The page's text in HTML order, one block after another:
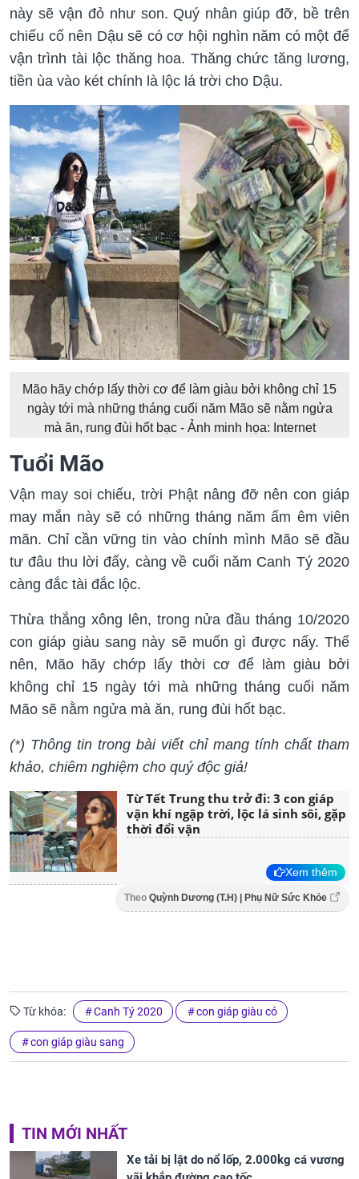
này sẽ vận đỏ như son. Quý nhân giúp đỡ, bề trên
chiếu cố nên Dậu sẽ có cơ hội nghìn năm có một để
vận trình tài lộc thăng hoa. Thăng chức tăng lương,
tiền ùa vào két chính là lộc lá trời cho Dậu.
Mão hãy chớp lấy thời cơ để làm giàu bởi không chỉ 15
ngày tới mà những tháng cuối năm Mão sẽ nằm ngửa
mà ăn, rung đùi hốt bạc - Ảnh minh họa: Internet
Tuổi Mão
Vận may soi chiếu, trời Phật nâng đỡ nên con giáp
may mắn này sẽ có những tháng năm ấm êm viên
mãn. Chỉ cần vững tin vào chính mình Mão sẽ đầu
tư đâu thu lời đấy, càng về cuối năm Canh Tý 2020
càng đắc tài đắc lộc.
Thừa thắng xông lên, trong nửa đầu tháng 10/2020
con giáp giàu sang này sẽ muốn gì được nấy. Thế
nên, Mão hãy chớp lấy thời cơ để làm giàu bởi
không chỉ 15 ngày tới mà những tháng cuối năm
Mão sẽ nằm ngửa mà ăn, rung đùi hốt bạc.
(*) Thông tin trong bài viết chỉ mang tính chất tham
khảo, chiêm nghiệm cho quý độc giả!
Từ Tết Trung thu trở đi: 3 con giáp
vận khí ngập trời, lộc lá sinh sôi, gặp
thời đổi vận
Xem thêm
Theo Quỳnh Dương (T.H) | Phụ Nữ Sức Khỏe
Từ khóa: Canh Tý 2020 con giáp giàu có
con giáp giàu sang
TIN MỚI NHẤT
Xe tải bị lật do nổ lốp, 2.000kg cá vương